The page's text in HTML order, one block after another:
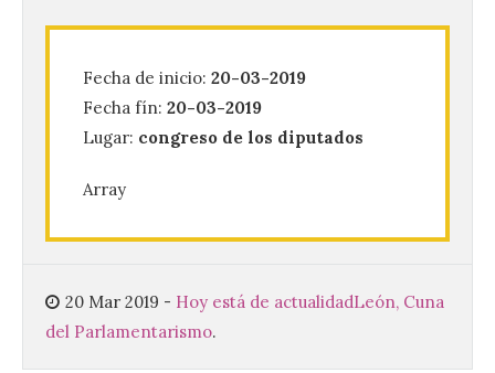
Fecha de inicio: 20-03-2019
Fecha fín: 20-03-2019
Lugar: congreso de los diputados
Array
20 Mar 2019 - Hoy está de actualidadLeón, Cuna
del Parlamentarismo.
público y evitar el
eclipse
8 Ago 2026
Cabo Mayor, Cueto,
especial de lanzaderas desde el PCTCAN
a Ciriego. El Ayuntamiento de […]